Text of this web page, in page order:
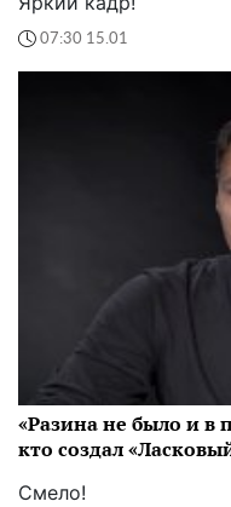
07:30 15.01
«Разина не было и в
кто создал
Смело!